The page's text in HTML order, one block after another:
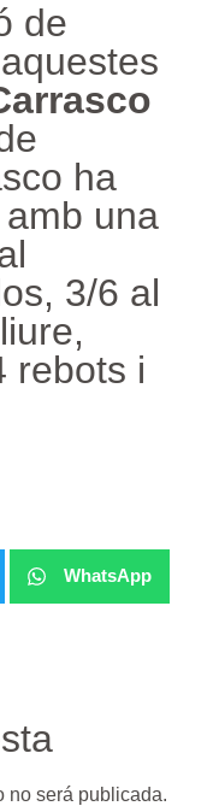
de
ha
una
3/6 al
rebots i
WhatsApp
no será publicada.